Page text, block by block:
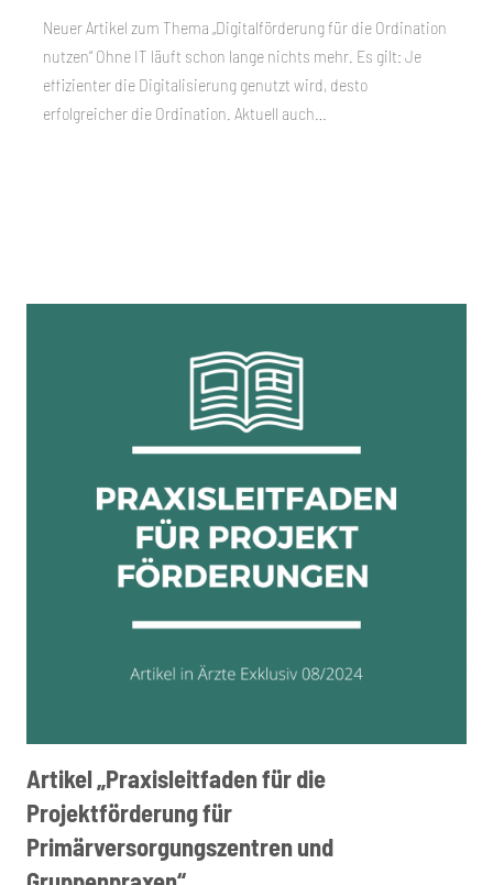
Neuer Artikel zum Thema „Digitalförderung für die Ordination
nutzen“ Ohne IT läuft schon lange nichts mehr. Es gilt: Je
effizienter die Digitalisierung genutzt wird, desto
erfolgreicher die Ordination. Aktuell auch…
Artikel „Praxisleitfaden für die
Projektförderung für
Primärversorgungszentren und